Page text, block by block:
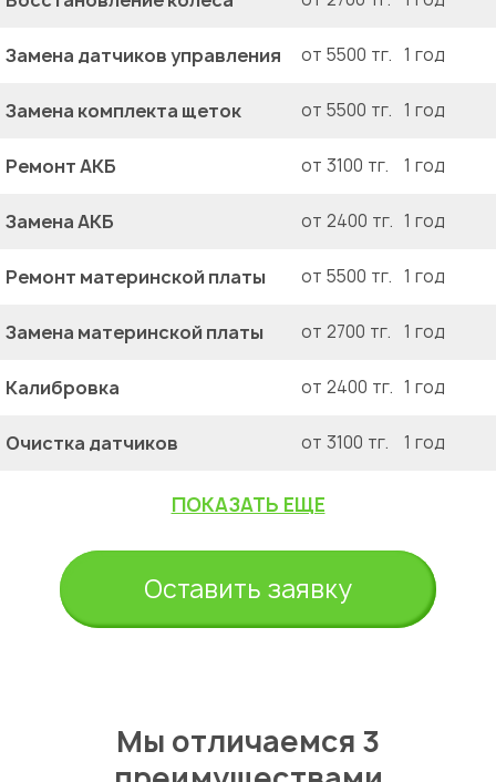
Замена датчиков управления от 5500 тг. 1 год
Замена комплекта щеток от 5500 тг. 1 год
Ремонт АКБ от 3100 тг. 1 год
Замена АКБ от 2400 тг. 1 год
Ремонт материнской платы от 5500 тг. 1 год
Замена материнской платы от 2700 тг. 1 год
Калибровка от 2400 тг. 1 год
Очистка датчиков от 3100 тг. 1 год
ПОКАЗАТЬ ЕЩЕ
Оставить заявку
Мы отличаемся 3